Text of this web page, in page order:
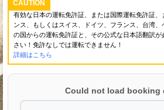
CAUTION
有効な日本の運転免許証、または国際運転免許証、
ンス、もしくはスイス、ドイツ、フランス、台湾
の国からの運転免許証と、その公式な日本語翻訳
さい！免許なしでは運転できません！
詳細はこちら
Could not load booking